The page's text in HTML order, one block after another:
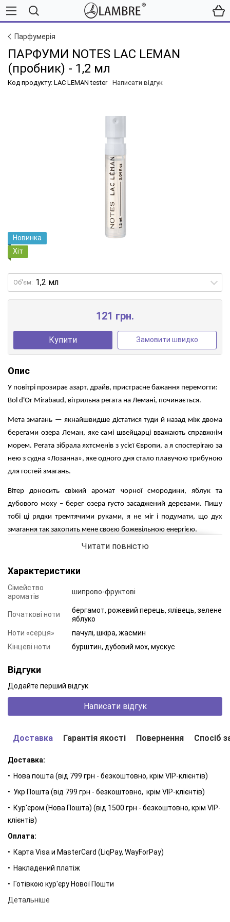
Парфумерія
ПАРФУМИ NOTES LAC LEMAN
(пробник) - 1,2 мл
Код продукту: LAC LEMAN tester Написати відгук
Новинка
Хіт
Об'єм:
121 грн.
Купити Замовити швидко
Опис
У повітрі прозирає азарт, драйв, пристрасне бажання перемогти:
Bol d'Or Mirabaud, вітрильна регата на Лемані, починається.
Мета змагань — якнайшвидше дістатися туди й назад між двома
берегами озера Леман, яке самі швейцарці вважають справжнім
морем. Регата зібрала яхтсменів з усієї Європи, а я спостерігаю за
нею з судна «Лозанна», яке одного дня стало плавучою трибуною
для гостей змагань.
Вітер доносить свіжий аромат чорної смородини, яблук та
дубового моху – берег озера густо засаджений деревами. Пишу
тобі ці рядки тремтячими руками, я не міг і подумати, що дух
змагання так захопить мене своєю божевільною енергією.
ХАРАКТЕРИСТИКА АРОМАТУ
Сімейство ароматів: шипрово-фруктові.
Верхні ноти: бергамот, рожевий перець, ялівець, зелене яблуко.
Ноти «серця»: пачули, шкіра, жасмин.
Регата закінчилася, і захід сонця я зустрічаю в Монтре -
найкрасивішому місті на березі Лемана. Озеро переливається
всіма відтінками фіолетового, а сама вода дає безпрецедентне
ДЛЯ КОГО?
Колекція NOTES
Читати повністю
Характеристики
Сімейство
ароматів
шипрово-фруктові
Початкові ноти
бергамот, рожевий перець, ялівець, зелене
яблуко
Ноти «серця»
пачулі, шкіра, жасмин
Кінцеві ноти
бурштин, дубовий мох, мускус
Відгуки
Додайте перший відгук
Написати відгук
Доставка Гарантія якості Повернення Спосіб
Доставка:
• Нова пошта (від 799 грн - безкоштовно, крім VIP-клієнтів)
• Укр Пошта (від 799 грн - безкоштовно, крім VIP-клієнтів)
• Кур'єром (Нова Пошта) (від 1500 грн - безкоштовно, крім VIP-
клієнтів)
Оплата:
• Карта Visa и MasterCard (LiqPay, WayForPay)
• Накладений платіж
• Готівкою кур'єру Нової Пошти
Детальніше